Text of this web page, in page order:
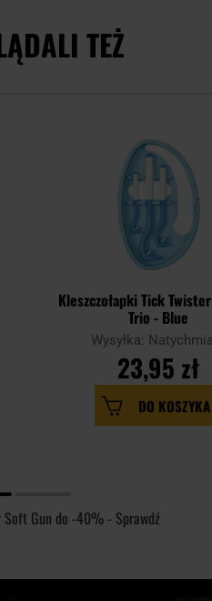
TEŻ
Kleszczołapki Tick
Trio - Blue
Wysyłka:
23,95 zł
DO KOSZYKA